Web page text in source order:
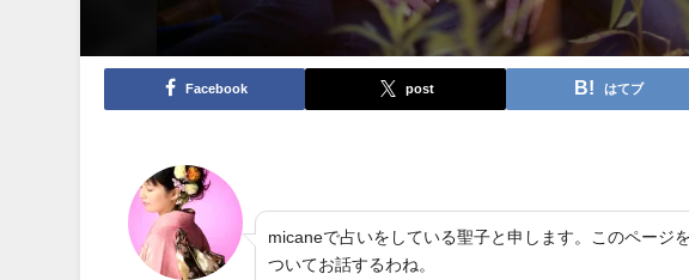
Facebook post はてブ
micaneで占いをしている聖子と申します。このページ
ついてお話するわね。